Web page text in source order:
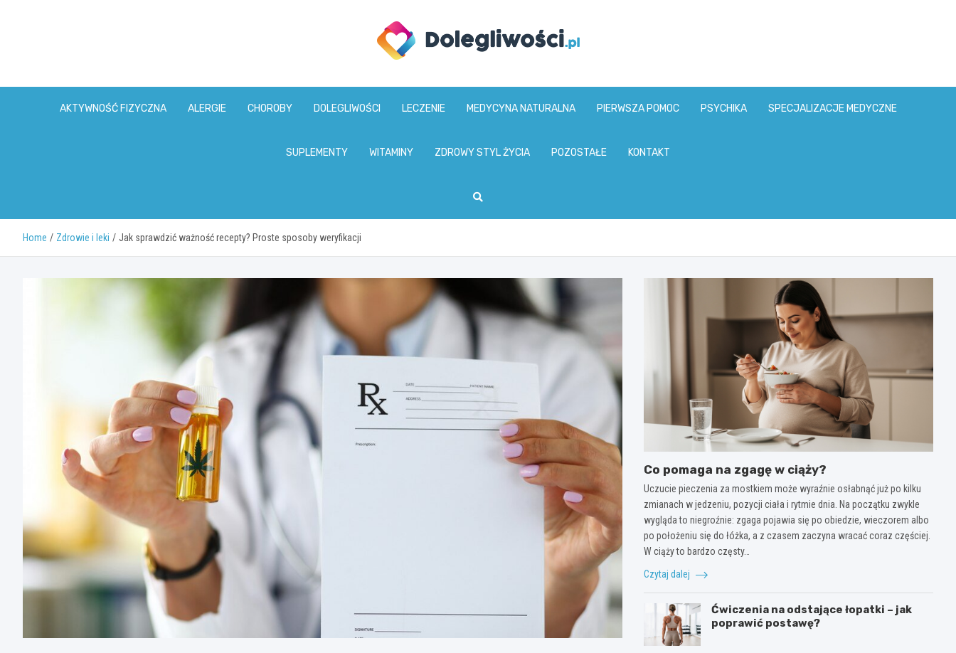
dolegliwosci.pl
AKTYWNOŚĆ FIZYCZNA ALERGIE CHOROBY DOLEGLIWOŚCI LECZENIE MEDYCYNA NATURALNA PIERWSZA POMOC PSYCHIKA SPECJALIZACJE MEDYCZNE
SUPLEMENTY WITAMINY ZDROWY STYL ŻYCIA POZOSTAŁE KONTAKT
Home Zdrowie i leki Jak sprawdzić ważność recepty? Proste sposoby weryfikacji
Co pomaga na zgagę w ciąży?
Uczucie pieczenia za mostkiem może wyraźnie osłabnąć już po kilku
zmianach w jedzeniu, pozycji ciała i rytmie dnia. Na początku zwykle
wygląda to niegroźnie: zgaga pojawia się po obiedzie, wieczorem albo
po położeniu się do łóżka, a z czasem zaczyna wracać coraz częściej.
W ciąży to bardzo częsty…
Czytaj dalej
Ćwiczenia na odstające łopatki – jak
poprawić postawę?